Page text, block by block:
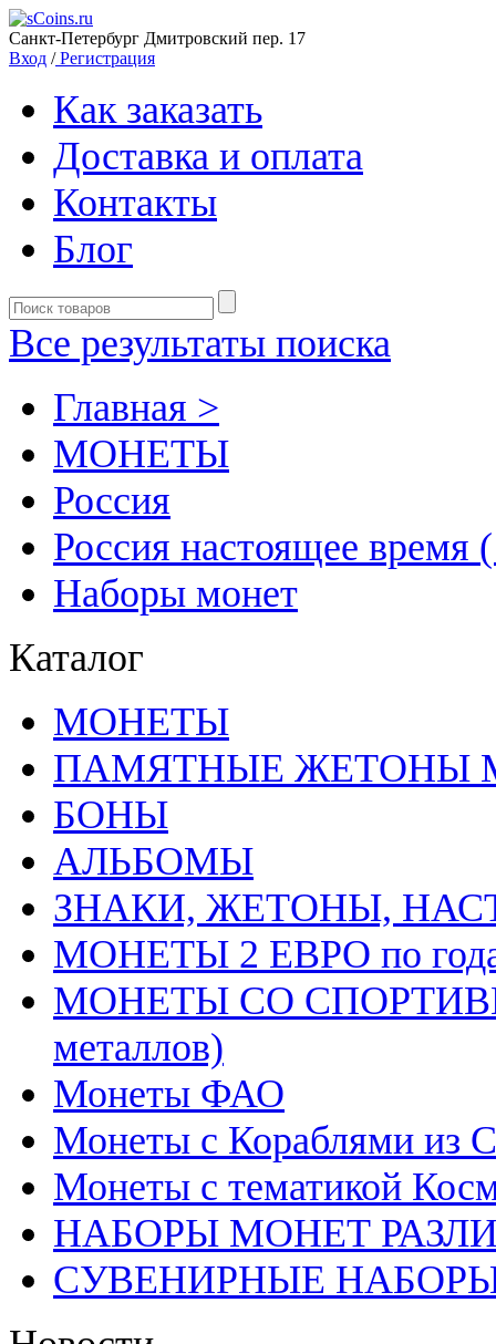
Санкт-Петербург Дмитровский пер. 17
Вход /Регистрация
Как заказать
Доставка и оплата
Контакты
Блог
Все результаты поиска
Главная >
MОНЕТЫ
Россия
Россия настоящее время
Наборы монет
Каталог
MОНЕТЫ
ПАМЯТНЫЕ ЖЕТОНЫ
БОНЫ
АЛЬБОМЫ
ЗНАКИ, ЖЕТОНЫ,
МОНЕТЫ 2 ЕВРО по
МОНЕТЫ СО
металлов)
Монеты ФАО
Монеты с Кораблями из
Монеты с тематикой
НАБОРЫ МОНЕТ
СУВЕНИРНЫЕ